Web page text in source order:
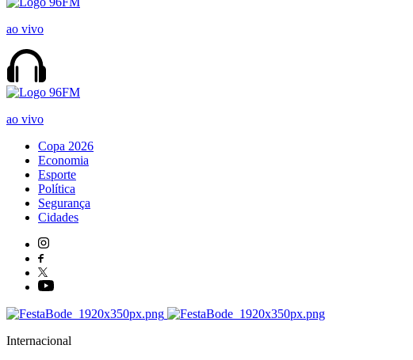
ao vivo
ao vivo
Copa 2026
Economia
Esporte
Política
Segurança
Cidades
Internacional